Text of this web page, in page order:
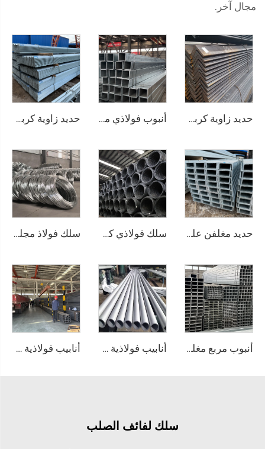
مجال آخر.
حديد زاوية كربوني زاوية فولاذية متساوية الأضلاع أنبوب فولاذي مجلفن Gi، أنبوب مربع غير ملحوم حديد زاوية كربوني زاوية متساوية الساقين
حديد مغلفن على شكل قناة سلك فولاذي كربوني وقضيب أسود سلك فولاذ مجلفن (سلك GI) وقضيب سلك
أنبوب مربع مغلفن ملحوم من الصل الفولاذي أنابيب فولاذية ملحومة من الفولاذ المقاوم للصدأ، أنابيب دائرية أنابيب فولاذية ملحومة كربونية على شكل مربع
سلك لفائف الصلب